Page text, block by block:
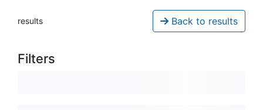
results Back to results
Filters